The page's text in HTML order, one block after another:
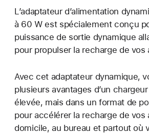
L’adaptateur d’alimentation
à 60 W est spécialement conçu
puissance de sortie dynamique
pour propulser la recharge de vos
Avec cet adaptateur dynamique,
plusieurs avantages d’un
élevée, mais dans un format de
pour accélérer la recharge de vos
domicile, au bureau et partout où